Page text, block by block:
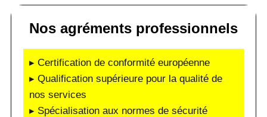
Nos agréments professionnels
▸ Certification de conformité européenne
▸ Qualification supérieure pour la qualité de
nos services
▸ Spécialisation aux normes de sécurité